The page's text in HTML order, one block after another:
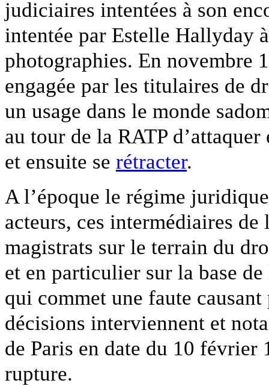
judiciaires intentées à son
intentée par Estelle Hallyday
photographies. En novembre
engagée par les titulaires de
un usage dans le monde
au tour de la RATP
et ensuite se rétracter.
A l’époque le régime
acteurs, ces intermédiaires
magistrats sur le terrain du
et en particulier sur la base
qui commet une faute
décisions interviennent et
de Paris en date du 10 février
rupture.